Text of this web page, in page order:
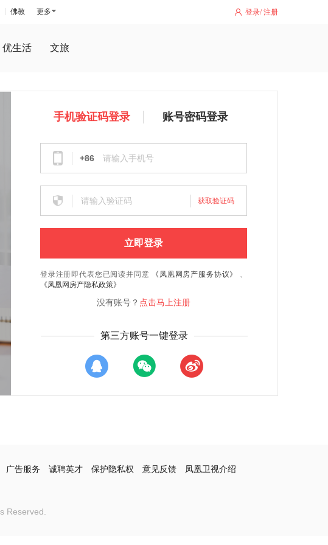
登录/注册
佛教 更多
优生活 文旅
手机验证码登录 账号密码登录
+86
获取验证码
立即登录
登录注册即代表您已阅读并同意 《凤凰网房产服务协议》 、
《凤凰网房产隐私政策》
没有账号？ 点击马上注册
第三方账号一键登录
广告服务 诚聘英才 保护隐私权 意见反馈 凤凰卫视介绍
Reserved.